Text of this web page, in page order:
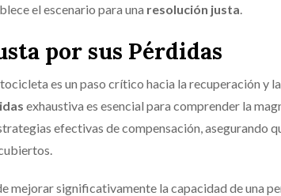
el escenario para una resolución justa
por sus Pérdidas
es un paso crítico hacia la recuperación y la
exhaustiva es esencial para comprender la
efectivas de compensación, asegurando
mejorar significativamente la capacidad de una